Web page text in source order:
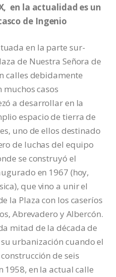
en la actualidad es un
de Ingenio
en la parte sur-
de Nuestra Señora de
calles debidamente
casos
a desarrollar en la
espacio de tierra de
uno de ellos destinado
de luchas del equipo
se construyó el
en 1967 (hoy,
que vino a unir el
la Plaza con los caseríos
Abrevadero y Albercón.
mitad de la década de
urbanización cuando el
de seis
1958, en la actual calle